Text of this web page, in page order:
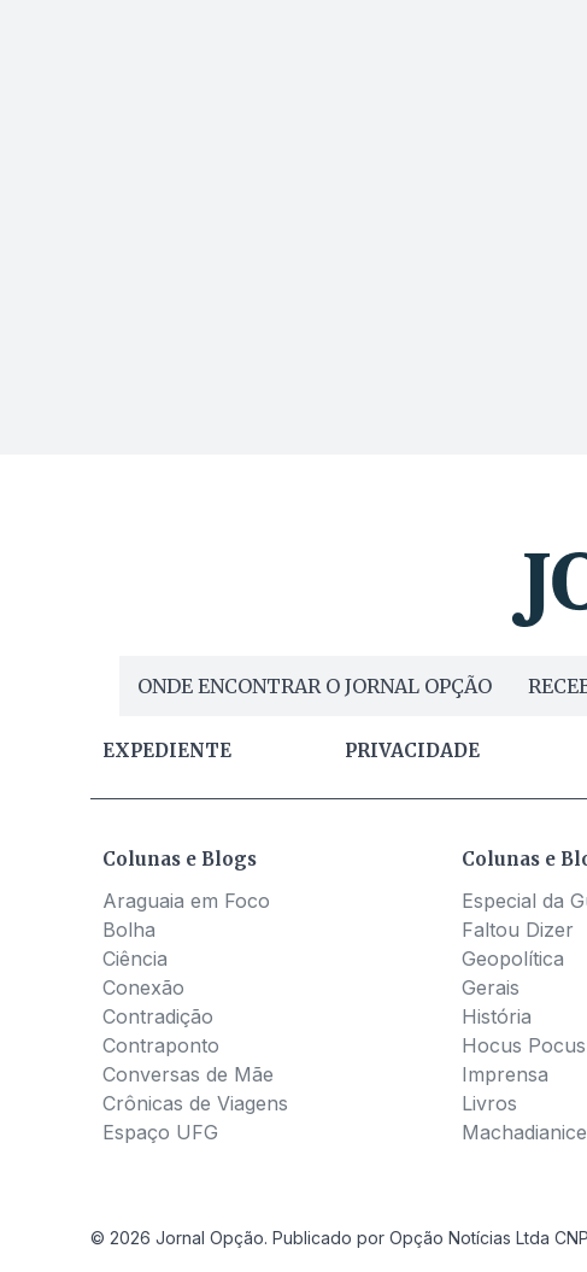
ONDE ENCONTRAR O JORNAL OPÇÃO
EXPEDIENTE PRIVACIDADE
Colunas e Blogs
Araguaia em Foco
Bolha
Ciência
Conexão
Contradição
Contraponto
Conversas de Mãe
Crônicas de Viagens
Espaço UFG
Colunas e
Especial da
Faltou Dizer
Geopolítica
Gerais
História
Hocus Pocus
Imprensa
Livros
© 2026 Jornal Opção. Publicado por Opção Notícias Ltda